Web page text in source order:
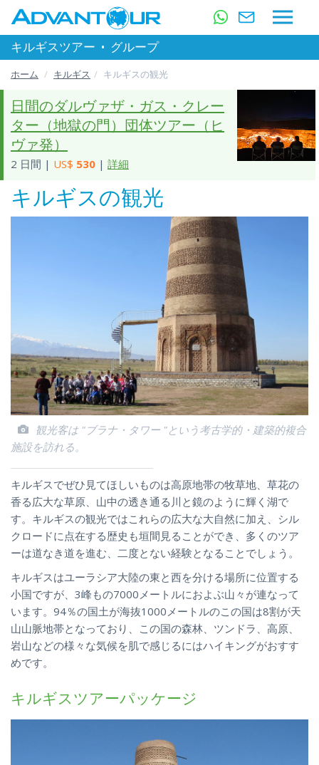
キルギスツアー • グループ
ホーム キルギス キルギスの観光
日間のダルヴァザ・ガス・クレー
ター（地獄の門）団体ツアー（ヒ
ヴァ発）
2 日間 | US$ 530 | 詳細
キルギスの観光
観光客は "ブラナ・タワー "という考古学的・建築的複合
施設を訪れる。
キルギスでぜひ見てほしいものは高原地帯の牧草地、草花の
香る広大な草原、山中の透き通る川と鏡のように輝く湖で
す。キルギスの観光ではこれらの広大な大自然に加え、シル
クロードに点在する歴史も垣間見ることができ、多くのツア
ーは道なき道を進む、二度とない経験となることでしょう。
キルギスはユーラシア大陸の東と西を分ける場所に位置する
小国ですが、3峰もの7000メートルにおよぶ山々が連なって
います。94％の国土が海抜1000メートルのこの国は8割が天
山山脈地帯となっており、この国の森林、ツンドラ、高原、
岩山などの様々な気候を肌で感じるにはハイキングがおすす
めです。
キルギスツアーパッケージ